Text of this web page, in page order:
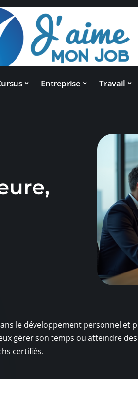
Entreprise Travail
le développement personnel et
gérer son temps ou atteindre
certifiés.